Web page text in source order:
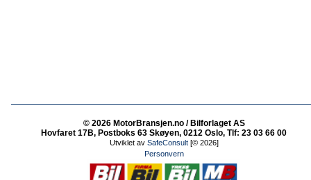
© 2026 MotorBransjen.no / Bilforlaget AS
Hovfaret 17B, Postboks 63 Skøyen, 0212 Oslo, Tlf: 23 03 66 00
Utviklet av SafeConsult[© 2026]
Personvern